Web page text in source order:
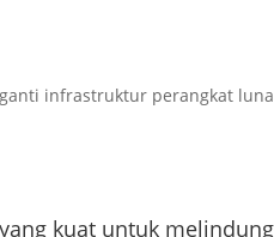
infrastruktur perangkat
kuat untuk